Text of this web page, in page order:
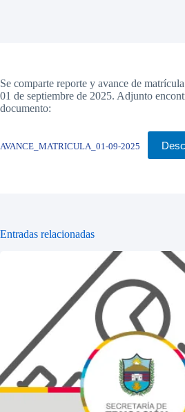
Se comparte reporte y avance de
01 de septiembre de 2025. Adjunto
documento:
AVANCE_MATRICULA_01-09-2025
Entradas relacionadas